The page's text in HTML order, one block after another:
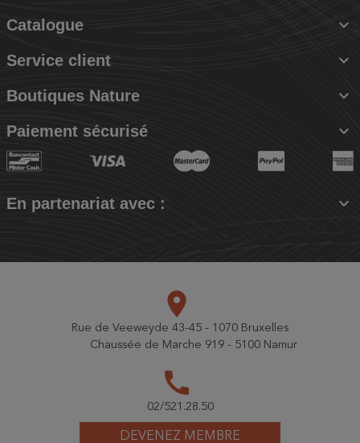
Catalogue 
Service client 
Boutiques Nature 
Paiement sécurisé 
En partenariat avec : 
DEVENEZ MEMBRE
place
Rue de Veeweyde 43-45 - 1070 Bruxelles
Chaussée de Marche 919 - 5100 Namur
call
02/521.28.50